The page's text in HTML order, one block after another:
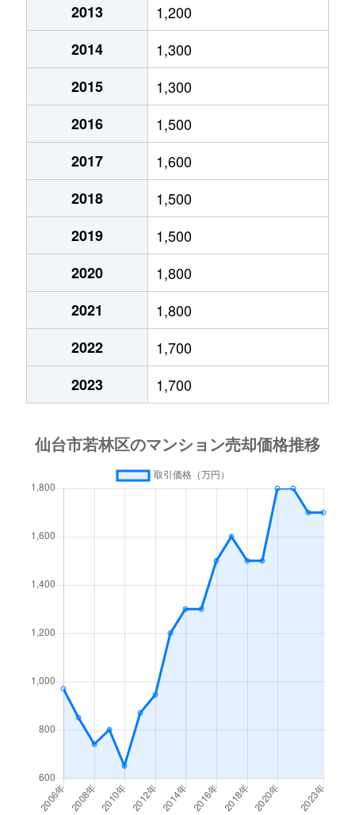
380万円 仙台
400万円 宮城野通
4,300万円 宮城野通
530万円 愛宕橋
1,400万円 愛宕橋
1,500万円 愛宕橋
遠見塚
1,700万円 薬師堂(宮城)
1,400万円 卸町(宮城)
1,700万円 卸町(宮城)
2,200万円 薬師堂(宮城)
1,000万円 薬師堂(宮城)
中倉
2,700万円 薬師堂(宮城)
徒歩15分
2,000万円 薬師堂(宮城)
徒歩8分
古城
河原町(宮城)
古城
河原町(宮城)
2,300万円
2,100万円
大和町
1,700万円
大和町
1,500万円
大和町
1,400万円 卸町(宮城)
徒歩5分
2013
1,200
2014
1,300
2015
1,300
2016
1,500
2017
1,600
2018
1,500
2019
1,500
2020
1,800
2021
1,800
2022
1,700
2023
1,700